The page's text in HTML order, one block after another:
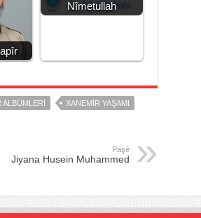
Nîmetullah
ALBÜMLERI
XANEMIR YAŞAMI
Paşê
Jiyana Husein Muhammed